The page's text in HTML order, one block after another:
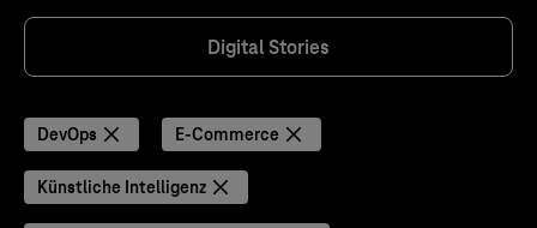
Digital Stories
DevOps E-Commerce
Künstliche Intelligenz